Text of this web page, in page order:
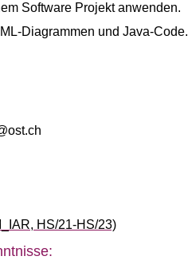
Software Projekt anwenden.
Diagrammen und Java-Code.
HS/21-HS/23)